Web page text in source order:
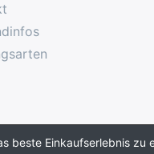
beste Einkaufserlebnis